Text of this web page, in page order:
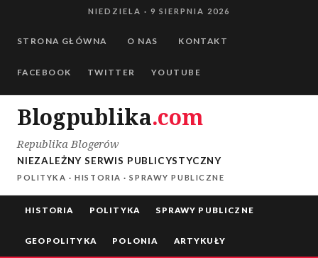
treści
Przejdź do treściNIEDZIELA · 9 SIERPNIA 2026
STRONA GŁÓWNA O NAS KONTAKT
FACEBOOK TWITTER YOUTUBE
Blogpublika.com
Republika Blogerów
NIEZALEŻNY SERWIS PUBLICYSTYCZNY
POLITYKA · HISTORIA · SPRAWY PUBLICZNE
HISTORIA POLITYKA SPRAWY PUBLICZNE
GEOPOLITYKA POLONIA ARTYKUŁY